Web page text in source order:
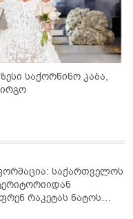
საქართველოს
რაკეტას ნატოს